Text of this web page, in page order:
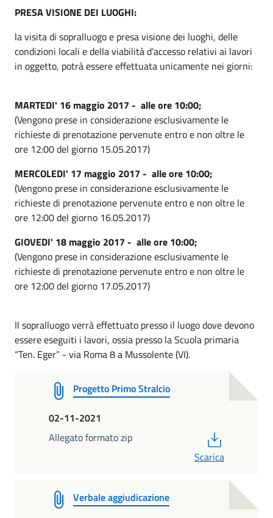
PRESA VISIONE DEI LUOGHI:
la visita di sopralluogo e presa visione dei luoghi, delle
condizioni locali e della viabilità d’accesso relativi ai lavori
in oggetto, potrà essere effettuata unicamente nei giorni:
MARTEDI' 16 maggio 2017 - alle ore 10:00;
(Vengono prese in considerazione esclusivamente le
richieste di prenotazione pervenute entro e non oltre le
ore 12:00 del giorno 15.05.2017)
MERCOLEDI' 17 maggio 2017 - alle ore 10:00;
(Vengono prese in considerazione esclusivamente le
richieste di prenotazione pervenute entro e non oltre le
ore 12:00 del giorno 16.05.2017)
GIOVEDI' 18 maggio 2017 - alle ore 10:00;
(Vengono prese in considerazione esclusivamente le
richieste di prenotazione pervenute entro e non oltre le
ore 12:00 del giorno 17.05.2017)
Il sopralluogo verrà effettuato presso il luogo dove devono
essere eseguiti i lavori, ossia presso la Scuola primaria
“Ten. Eger” - via Roma 8 a Mussolente (VI).
Progetto Primo Stralcio
02-11-2021
Allegato formato zip
Scarica
Verbale aggiudicazione